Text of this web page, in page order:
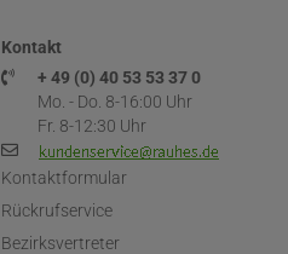
Kontakt
+ 49 (0) 40 53 53 37 0
Mo. - Do. 8-16:00 Uhr
Fr. 8-12:30 Uhr
Kontaktformular
Rückrufservice
Bezirksvertreter